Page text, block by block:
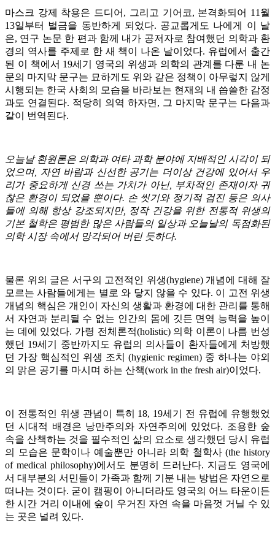
마스크 강제 착용은 드디어, 그리고 기어코, 본격화되어 11월
13일부터 벌금을 동반하게 되었다. 공교롭게도 나에게 이 날
은, 연구 논문 한 편과 함께 내가 공저자로 참여했던 의학과 환
경의 역사를 주제로 한 새 책이 나온 날이었다. 유럽에서 출간
된 이 책에서 19세기 영국의 위생과 의학의 관계를 다룬 내 논
문의 마지막 문구는 묘하게도 위와 같은 정책이 아무렇지 않게
시행되는 한국 사회의 모습을 바라보는 현재의 내 씁쓸한 감정
과도 연결된다. 적당히 의역 하자면, 그 마지막 문구는 다음과
같이 번역된다.
오늘날 환원론은 의학과 여타 과학 분야에 지배적인 시각이 되
었으며, 자연 바람과 신선한 공기는 더이상 건강에 있어서 우
리가 중요하게 신경 쓰는 가치가 아닌, 부차적인 존재이자 귀
찮은 환경이 되었을 뿐이다. 손 씻기와 정기적 검진 등은 의사
들에 의해 항상 강조되지만, 정작 건강을 위한 전통적 위생의
기본 철학은 평범한 많은 사람들의 일상과 오늘날의 독점화된
의학 시장 속에서 망각되어 버린 듯하다.
물론 위의 글은 서구의 고전적인 위생(hygiene) 개념에 대해 잘
모르는 사람들에게는 별로 와 닿지 않을 수 있다. 이 고전 위생
개념의 핵심은 개인이 자신의 생활과 환경에 대한 관리를 통해
서 자연과 분리될 수 없는 인간의 몸에 깃든 면역 능력을 높이
는 데에 있었다. 가령 전체론적(holistic) 의학 이론이 나름 번성
했던 19세기 중반까지도 유럽의 의사들이 환자들에게 처방했
던 가장 핵심적인 위생 조치 (hygienic regimen) 중 하나는 야외
의 맑은 공기를 마시며 하는 산책(work in the fresh air)이었다.
이 전통적인 위생 관념이 특히 18, 19세기 전 유럽에 유행했었
던 시대적 배경은 낭만주의와 자연주의에 있었다. 조용한 숲
속을 산책하는 것을 필수적인 삶의 요소로 생각했던 당시 유럽
의 모습은 문학이나 예술뿐만 아니라 의학 철학사 (the history
of medical philosophy)에서도 분명히 드러난다. 지금도 영국에
서 대부분의 서민들이 가족과 함께 기분 내는 방법은 자연으로
떠나는 것이다. 굳이 캠핑이 아니더라도 영국의 어느 타운이든
한 시간 거리 이내에 숲이 우거진 자연 속을 마음껏 거닐 수 있
는 곳은 널려 있다.